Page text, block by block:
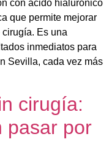
con ácido hialurónico
que permite mejorar
Es una
inmediatos para
Sevilla, cada vez más
cirugía:
pasar por